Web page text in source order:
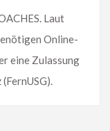
Laut
Online-
eine Zulassung